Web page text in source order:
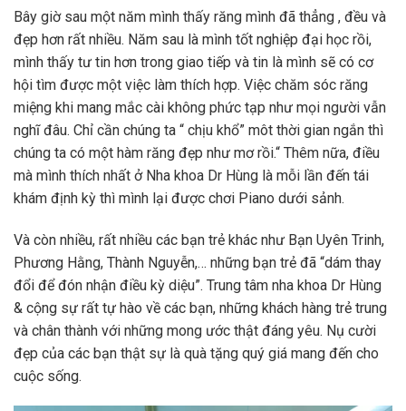
Bây giờ sau một năm mình thấy răng mình đã thẳng , đều và
đẹp hơn rất nhiều. Năm sau là mình tốt nghiệp đại học rồi,
mình thấy tư tin hơn trong giao tiếp và tin là mình sẽ có cơ
hội tìm được một việc làm thích hợp. Việc chăm sóc răng
miệng khi mang mắc cài không phức tạp như mọi người vẫn
nghĩ đâu. Chỉ cần chúng ta “ chịu khổ” môt thời gian ngắn thì
chúng ta có một hàm răng đẹp như mơ rồi.“ Thêm nữa, điều
mà mình thích nhất ở Nha khoa Dr Hùng là mỗi lần đến tái
khám định kỳ thì mình lại được chơi Piano dưới sảnh.
Và còn nhiều, rất nhiều các bạn trẻ khác như Bạn Uyên Trinh,
Phương Hằng, Thành Nguyễn,… những bạn trẻ đã “dám thay
đổi để đón nhận điều kỳ diệu”. Trung tâm nha khoa Dr Hùng
& cộng sự rất tự hào về các bạn, những khách hàng trẻ trung
và chân thành với những mong ước thật đáng yêu. Nụ cười
đẹp của các bạn thật sự là quà tặng quý giá mang đến cho
cuộc sống.